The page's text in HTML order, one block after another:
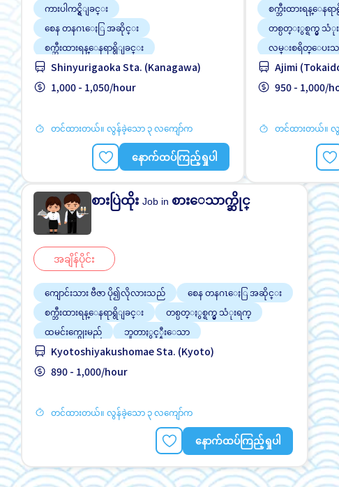
ကားပါကင္ရွိျခင္း
စေန တနဂၤေႏြ အဆိုင္း
စက္ဘီးထားရန္ေနရာရွိျခင္း
တစ္ပတ္ႏွစ္ရက္မွ သံုးရက္
လမ္းစရိတ္ေပးသည္
အမျိုးသား ပို၍လိုလားသည်
ႏိုင္ငံျခားသားအလုပ္
Shinyurigaoka Sta. (Kanagawa)
1,000 - 1,050/hour
တင်ထားတယ်။ လွန်ခဲ့သော ၃ လကျော်က
နောက်ထပ်ကြည့်ရှုပါ
စက္ဘီးထားရန္ေနရ
တစ္ပတ္ႏွစ္ရက္မွ သံု
လမ္းစရိတ္ေပး
အလုပ္အေတြ႕အၾ
ႏိုင္ငံျခားသားအ
Ajimi
950 - 1,000/
တင်ထားတယ်။ လွ
စားပြဲထိုးJob in စားေသာက္ဆိုင္
အချိန်ပိုင်း
ကျောင်းသား ဗီဇာ ပို၍လိုလားသည်
စေန တနဂၤေႏြ အဆိုင္း
စက္ဘီးထားရန္ေနရာရွိျခင္း
တစ္ပတ္ႏွစ္ရက္မွ သံုးရက္
ထမင်းကျွေးမည်
ဘူတာႏွင့္နီးေသာ
လမ္းစရိတ္ေပးသည္
အမျိုးသမီး ပို၍လိုလားသည်
အမျိုးသား ပို၍လိုလားသည်
Kyotoshiyakushomae Sta. (Kyoto)
890 - 1,000/hour
တင်ထားတယ်။ လွန်ခဲ့သော ၃ လကျော်က
နောက်ထပ်ကြည့်ရှုပါ